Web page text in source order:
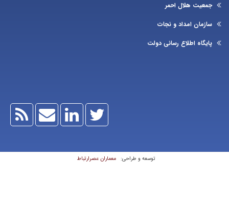
هلال احمر
امداد و نجات
اطلاع رسانی دولت
توسعه و طراحی: معماران عصر‌ارتباط